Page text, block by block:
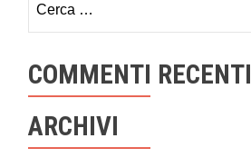
per:
COMMENTI RECENTI
ARCHIVI